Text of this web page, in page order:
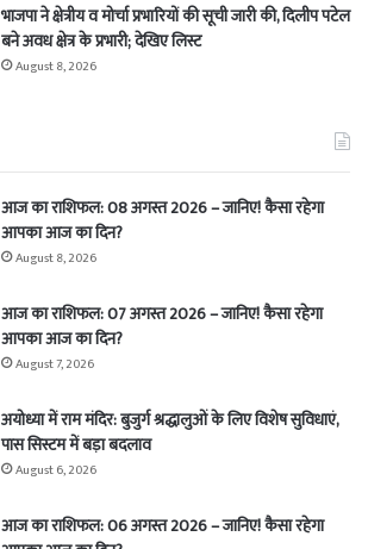
भाजपा ने क्षेत्रीय व मोर्चा प्रभारियों की सूची जारी की, दिलीप पटेल
बने अवध क्षेत्र के प्रभारी; देखिए लिस्ट
August 8, 2026
आज का राशिफल: 08 अगस्त 2026 – जानिए! कैसा रहेगा
आपका आज का दिन?
August 8, 2026
आज का राशिफल: 07 अगस्त 2026 – जानिए! कैसा रहेगा
आपका आज का दिन?
August 7, 2026
अयोध्या में राम मंदिर: बुजुर्ग श्रद्धालुओं के लिए विशेष सुविधाएं,
पास सिस्टम में बड़ा बदलाव
August 6, 2026
आज का राशिफल: 06 अगस्त 2026 – जानिए! कैसा रहेगा